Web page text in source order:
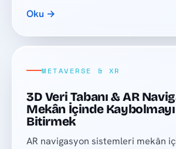
Oku →
METAVERSE & XR
3D Veri Tabanı & AR
Mekân İçinde Kaybolmayı
Bitirmek
AR navigasyon sistemleri mekân